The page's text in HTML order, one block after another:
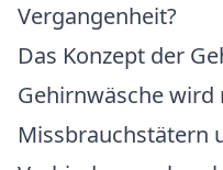
Vergangenheit?
Das Konzept der
Gehirnwäsche
Missbrauchstätern